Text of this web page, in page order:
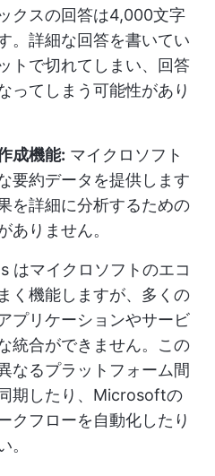
クスの回答は4,000文字
。詳細な回答を書いてい
トで切れてしまい、回答
ってしまう可能性があり
成機能: マイクロソフト
要約データを提供します
を詳細に分析するための
ありません。
マイクロソフトのエコ
く機能しますが、多くの
プリケーションやサービ
統合ができません。この
なるプラットフォーム間
期したり、Microsoftの
クフローを自動化したり
。